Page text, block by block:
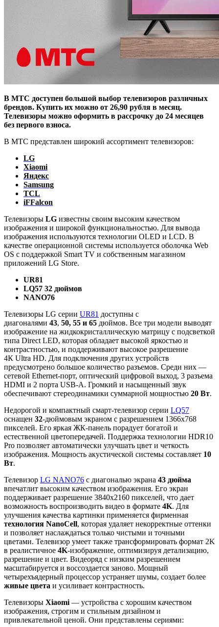
В МТС доступен большой выбор телевизоров различных
брендов. Купить их можно от 26,90 рубля в месяц.
Телевизоры можно оформить в расcрочку до 24 месяцев
без первого взноса.
В МТС представлен широкий ассортимент телевизоров:
LG
Xiaomi
Яндекс
Samsung
TCL
iFFalcon
Телевизоры LG известны своим высоким качеством
изображения и широкой функциональностью. Для вывода
изображения используются технологии OLED и LCD. В
качестве операционной системы используется оболочка Web
OS с поддержкой Smart TV и собственным магазином
приложений LG Store.
UR81
LQ57 32 дюймов
NANO76
Телевизоры LG серии UR81 доступны с
диагоналями 43, 50, 55 и 65 дюймов. Все три модели выводят
изображение на жидкокристаллическую матрицу с подсветкой
типа Direct LED, которая обладает высокой яркостью и
контрастностью, и поддерживают высокое разрешение
4К Ultra HD. Для подключения других устройств
предусмотрено большое количество разъемов. Среди них —
сетевой Ethernet-порт, оптический цифровой выход, 3 разъема
HDMI и 2 порта USB-A. Громкий и насыщенный звук
обеспечивают стереодинамики суммарной мощностью 20 Вт.
Недорогой и компактный смарт-телевизор серии LQ57
оснащен 32-дюймовым экраном с разрешением 1366x768
пикселей. Его яркая ЖК-панель порадует богатой и
естественной цветопередачей. Поддержка технологии HDR10
Pro позволяет автоматически улучшать цвет и четкость
изображения. Мощность акустической системы составляет 10
Вт.
Телевизор LG NANO76 с диагональю экрана 43 дюйма
впечатлит высоким качеством изображения. Его экран
поддерживает разрешение 3840х2160 пикселей, что дает
возможность воспроизводить видео в формате 4K. Для
улучшения качества картинки применяется фирменная
технология NanoCell, которая удаляет некорректные оттенки
и позволяет наслаждаться только чистыми и точными
цветами. Телевизор умеет также трансформировать формат 2K
в реалистичное 4K-изображение, оптимизируя детализацию,
разрешение и цвет. Видеоряд с низким разрешением
масштабируется и воссоздается заново. Мощный
четырехъядерный процессор устраняет шумы, создает более
живые цвета и усиливает контрастность.
Телевизоры Xiaomi — устройства с хорошим качеством
изображения, строгим и стильным дизайном и
привлекательной ценой. Они представлены сериями: